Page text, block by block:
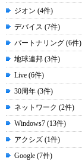
ジオン (4件)
デバイス (7件)
パートナリング (6件)
地球連邦 (3件)
Live (6件)
30周年 (3件)
ネットワーク (2件)
Windows7 (13件)
アクシズ (1件)
Google (7件)